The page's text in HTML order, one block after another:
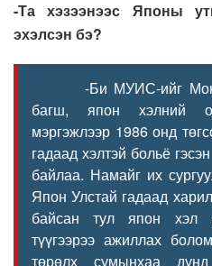
-Та хэзээнээс Японы
эхэлсэн бэ?
-Би МУИС-ийг
багш, япон хэлний
мэргэжлээр 1986 онд
гадаад хэлтэй больё
байлаа. Намайг их
Япон Улстай гадаад
байсан тул япон хэл
түүгээрээ ажиллах
төрөлх сумынхаа